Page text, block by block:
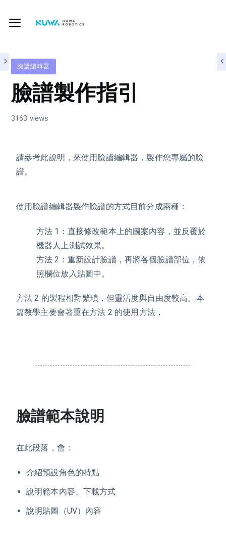
臉譜編輯器
臉譜製作指引
3163 views
請參考此說明，來使用臉譜編輯器，製作您專屬的臉
譜。
使用臉譜編輯器製作臉譜的方式目前分成兩種：
方法 1：直接修改範本上的圖案內容，並反覆於
機器人上測試效果。
方法 2：重新設計臉譜，再將各個臉譜部位，依
照欄位放入貼圖中。
方法 2 的製程相對繁瑣，但靈活度與自由度較高。本
篇教學主要會著重在方法 2 的使用方法，
臉譜範本說明
在此段落，會：
介紹預設角色的特點
說明範本內容、下載方式
說明貼圖（UV）內容